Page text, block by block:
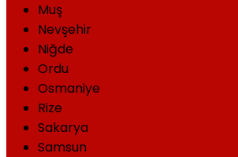
Muş
Nevşehir
Niğde
Ordu
Osmaniye
Rize
Sakarya
Samsun